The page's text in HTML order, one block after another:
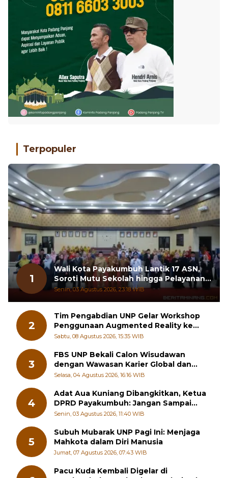
Terpopuler
1
Wali Kota Payakumbuh Lantik 17 ASN,
Soroti Mutu Sekolah hingga Pelayanan
RSUD
Senin, 03 Agustus 2026, 23:18 WIB
2
Tim Pengabdian UNP Gelar Workshop
Penggunaan Augmented Reality ke
Guru Kimia SMA di Padang Pariaman
Sabtu, 08 Agustus 2026, 15:35 WIB
3
FBS UNP Bekali Calon Wisudawan
dengan Wawasan Karier Global dan
Kewirausahaan Kreatif
Selasa, 04 Agustus 2026, 16:16 WIB
4
Adat Aua Kuniang Dibangkitkan, Ketua
DPRD Payakumbuh: Jangan Sampai
Generasi Muda Hilang Jati Diri
Senin, 03 Agustus 2026, 11:40 WIB
5
Subuh Mubarak UNP Pagi Ini: Menjaga
Mahkota dalam Diri Manusia
Jumat, 07 Agustus 2026, 07:43 WIB
Pacu Kuda Kembali Digelar di